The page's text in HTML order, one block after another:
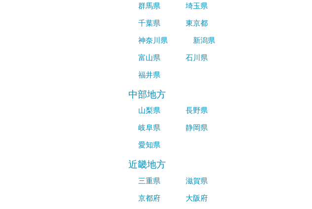
群馬県
埼玉県
千葉県
東京都
神奈川県
新潟県
富山県
石川県
福井県
中部地方
山梨県
長野県
岐阜県
静岡県
愛知県
近畿地方
三重県
滋賀県
京都府
大阪府